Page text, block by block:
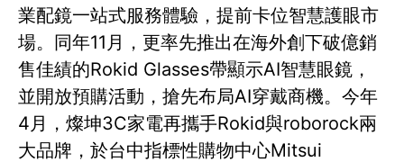
業配鏡一站式服務體驗，提前卡位智慧護眼市
場。同年11月，更率先推出在海外創下破億銷
售佳績的Rokid Glasses帶顯示AI智慧眼鏡，
並開放預購活動，搶先布局AI穿戴商機。今年
4月，燦坤3C家電再攜手Rokid與roborock兩
大品牌，於台中指標性購物中心Mitsui